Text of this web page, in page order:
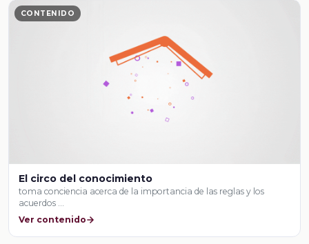
CONTENIDO
El circo del conocimiento
toma conciencia acerca de la importancia de las reglas y los
acuerdos …
Ver contenido